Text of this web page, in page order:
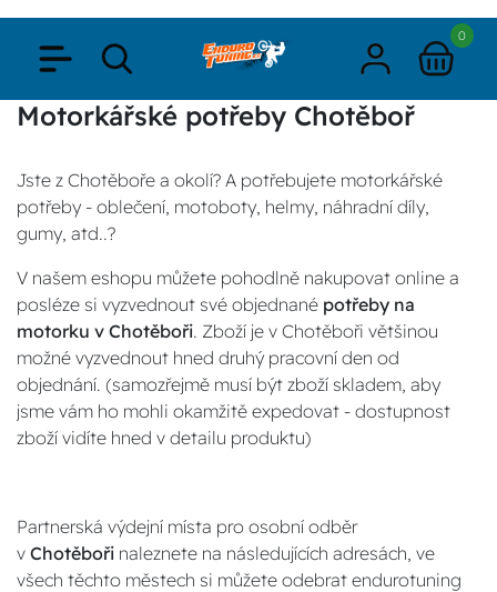
0
Motorkářské potřeby Chotěboř
Jste z Chotěboře a okolí? A potřebujete motorkářské
potřeby - oblečení, motoboty, helmy, náhradní díly,
gumy, atd..?
V našem eshopu můžete pohodlně nakupovat online a
posléze si vyzvednout své objednané potřeby na
motorku v Chotěboři. Zboží je v Chotěboři většinou
možné vyzvednout hned druhý pracovní den od
objednání. (samozřejmě musí být zboží skladem, aby
jsme vám ho mohli okamžitě expedovat - dostupnost
zboží vidíte hned v detailu produktu)
Partnerská výdejní místa pro osobní odběr
v Chotěboři naleznete na následujících adresách, ve
všech těchto městech si můžete odebrat endurotuning